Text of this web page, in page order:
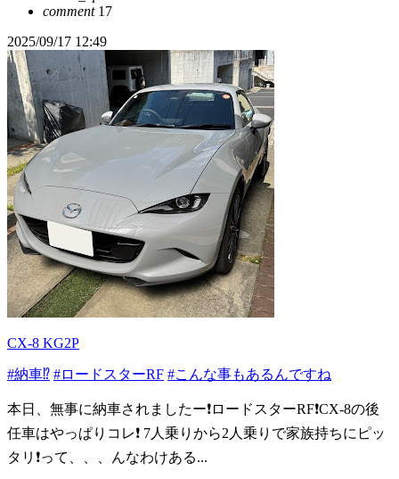
comment17
2025/09/17 12:49
CX-8 KG2P
#納車⁉️ #ロードスターRF #こんな事もあるんですね
本日、無事に納車されましたー❗️ロードスターRF❗️CX-8の後
任車はやっぱりコレ❗️ 7人乗りから2人乗りで家族持ちにピッ
タリ❗️って、、、んなわけある...